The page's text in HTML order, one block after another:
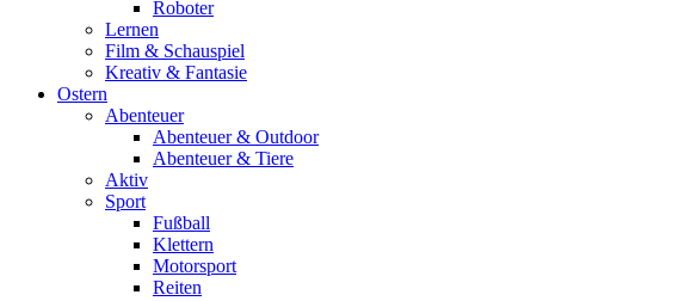
Roboter
Lernen
Film & Schauspiel
Kreativ & Fantasie
Ostern
Abenteuer
Abenteuer & Outdoor
Abenteuer & Tiere
Aktiv
Sport
Fußball
Klettern
Motorsport
Reiten